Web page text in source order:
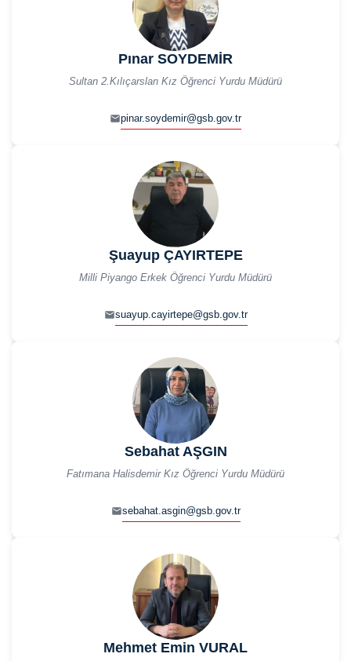
Pınar SOYDEMİR
Sultan 2.Kılıçarslan Kız Öğrenci Yurdu Müdürü
pinar.soydemir@gsb.gov.tr
Şuayup ÇAYIRTEPE
Milli Piyango Erkek Öğrenci Yurdu Müdürü
suayup.cayirtepe@gsb.gov.tr
Sebahat AŞGIN
Fatımana Halisdemir Kız Öğrenci Yurdu Müdürü
sebahat.asgin@gsb.gov.tr
Mehmet Emin VURAL